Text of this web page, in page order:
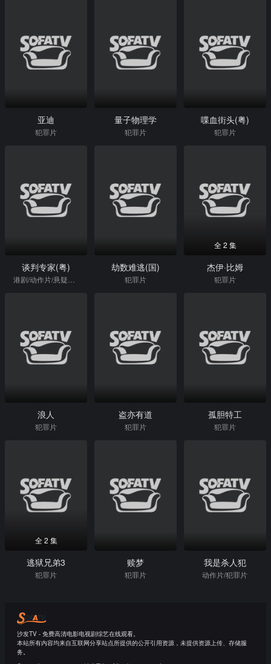
亚迪
犯罪片
量子物理学
犯罪片
喋血街头(粤)
犯罪片
谈判专家(粤) 劫数难逃(国)
犯罪片
全 2 集
杰伊·比姆
犯罪片
浪人
犯罪片
盗亦有道
犯罪片
孤胆特工
犯罪片
全 2 集
逃狱兄弟3
犯罪片
赎梦
犯罪片
我是杀人犯
动作片/犯罪片
沙发TV - 免费高清电影电视剧综艺在线观看。
本站所有内容均来自互联网分享站点所提供的公开引用资源，未提供资源上传、存储服
务。